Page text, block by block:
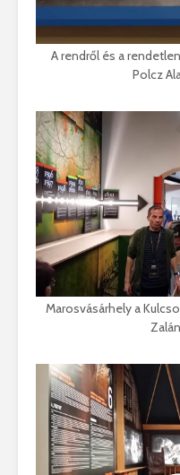
A rendről és a
Polcz
Marosvásárhely a